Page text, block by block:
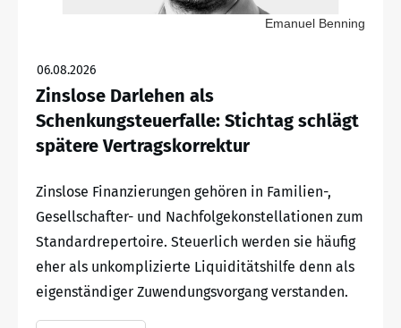
Emanuel Benning
06.08.2026
Zinslose Darlehen als
Schenkungsteuerfalle: Stichtag schlägt
spätere Vertragskorrektur
Zinslose Finanzierungen gehören in Familien-,
Gesellschafter- und Nachfolgekonstellationen zum
Standardrepertoire. Steuerlich werden sie häufig
eher als unkomplizierte Liquiditätshilfe denn als
eigenständiger Zuwendungsvorgang verstanden.